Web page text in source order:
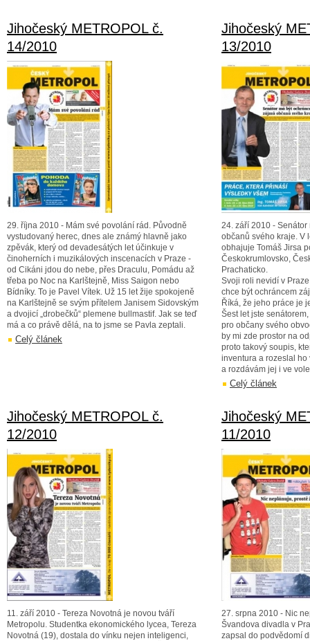
Jihočeský METROPOL č.
14/2010
29. října 2010 - Mám své povolání rád. Původně
vystudovaný herec, dnes ale známý hlavně jako
zpěvák, který od devadesátých let účinkuje v
činoherních i muzikálových inscenacích v Praze -
od Cikáni jdou do nebe, přes Draculu, Pomádu až
třeba po Noc na Karlštejně, Miss Saigon nebo
Bídníky. To je Pavel Vítek. Už 15 let žije spokojeně
na Karlštejně se svým přítelem Janisem Sidovským
a dvojicí „drobečků“ plemene bullmastif. Jak se teď
má a co právě dělá, na to jsme se Pavla zeptali.
Celý článek
Jihočeský
13/2010
24. září 2010 -
občanů svého kraje. V
obhajuje Tomáš Jirsa
Českokrumlovsko,
Prachaticko.
Svoji roli nevidí v
chce být ochráncem
Říká, že jeho práce je
Šest let jste
pro občany svého
by mi zde prostor na
proto takový soupis,
inventura a rozeslal
a rozdávám jej i ve
Celý článek
Jihočeský METROPOL č.
12/2010
11. září 2010 - Tereza Novotná je novou tváří
Metropolu. Studentka ekonomického lycea, Tereza
Novotná (19), dostala do vínku nejen inteligenci,
Jihočeský
11/2010
27. srpna 2010 - Nic
Švandova divadla v
zapsal do podvědomí